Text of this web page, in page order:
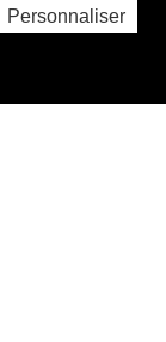
Personnaliser